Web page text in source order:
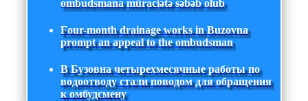
ombudsmana müraciətə səbəb olub
Four-month drainage works in Buzovna
prompt an appeal to the ombudsman
В Бузовна четырехмесячные работы по
водоотводу стали поводом для обращения
к омбудсмену